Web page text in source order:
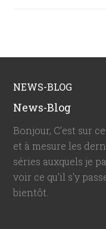
NEWS-BLOG
News-Blog
Bonjour, C'est sur
et à mesure les
séries auxquels je
voir ce qu'il s'y
bientôt.